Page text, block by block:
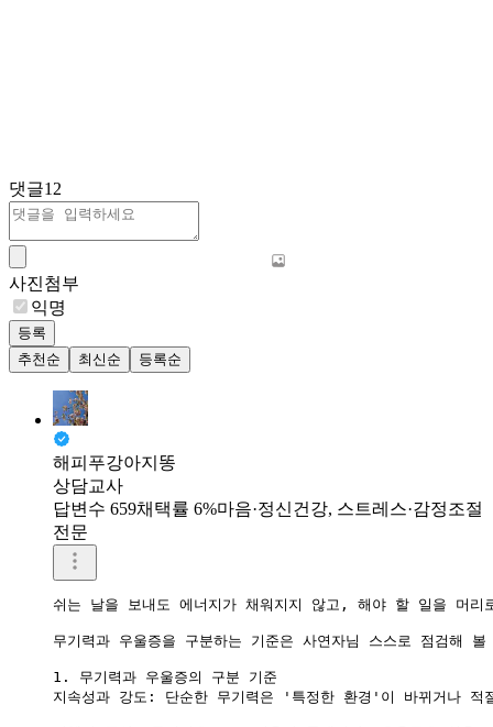
댓글12
사진첨부
익명
등록
추천순
최신순 등록순
해피푸강아지똥
상담교사
답변수 659채택률 6%마음·정신건강, 스트레스·감정조절
전문
쉬는 날을 보내도 에너지가 채워지지 않고, 해야 할 일을 머
무기력과 우울증을 구분하는 기준은 사연자님 스스로 점검해
1. 무기력과 우울증의 구분 기준
지속성과 강도: 단순한 무기력은 '특정한 환경'이 바뀌거나